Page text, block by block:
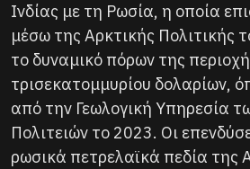
Ινδίας με τη Ρωσία, η οποία
μέσω της Αρκτικής Πολιτικής
το δυναμικό πόρων της
τρισεκατομμυρίου δολαρίων,
από την Γεωλογική Υπηρεσία
Πολιτειών το 2023. Οι
ρωσικά πετρελαϊκά πεδία της